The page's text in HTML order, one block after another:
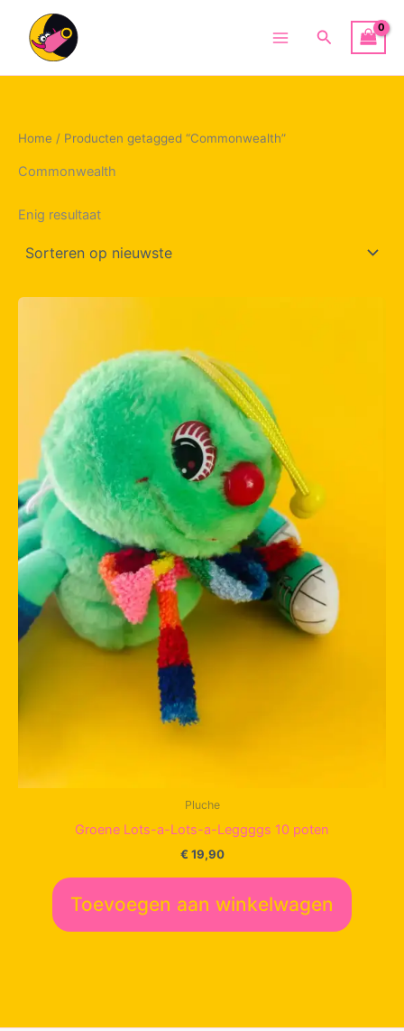
inhoud
Zoeken
Home / Producten getagged “Commonwealth”
Commonwealth
Enig resultaat
Pluche
Groene Lots-a-Lots-a-Leggggs 10 poten
€ 19,90
Toevoegen aan winkelwagen